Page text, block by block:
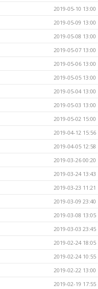
2019-05-10 13:00
2019-05-09 13:00
2019-05-08 13:00
2019-05-07 13:00
2019-05-06 13:00
2019-05-05 13:00
2019-05-04 13:00
2019-05-03 13:00
2019-05-02 15:00
2019-04-12 15:56
2019-04-05 12:58
2019-03-26 00:20
2019-03-24 13:43
2019-03-23 11:21
2019-03-09 23:40
2019-03-08 13:05
2019-03-03 23:45
2019-02-24 18:05
2019-02-24 10:55
2019-02-22 13:00
2019-02-19 17:55